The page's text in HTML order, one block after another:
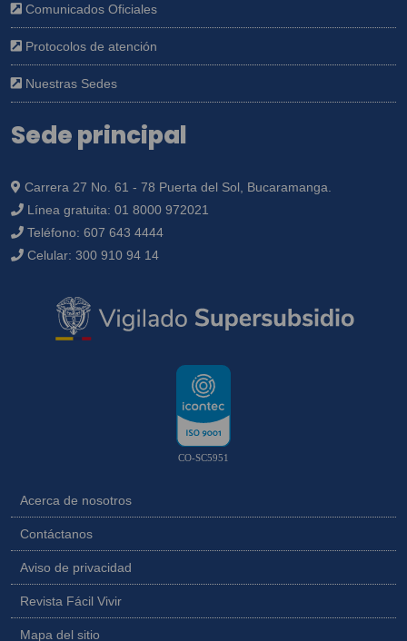
Comunicados Oficiales
Protocolos de atención
Nuestras Sedes
Sede principal
Carrera 27 No. 61 - 78 Puerta del Sol, Bucaramanga.
Línea gratuita: 01 8000 972021
Teléfono: 607 643 4444
Celular: 300 910 94 14
CO-SC5951
Acerca de nosotros
Contáctanos
Aviso de privacidad
Revista Fácil Vivir
Mapa del sitio